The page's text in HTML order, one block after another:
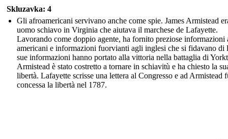
Skluzavka: 4
Gli afroamericani servivano anche come spie. James Armistead
uomo schiavo in Virginia che aiutava il marchese de Lafayette.
Lavorando come doppio agente, ha fornito preziose informazioni
americani e informazioni fuorvianti agli inglesi che si fidavano di
sue informazioni hanno portato alla vittoria nella battaglia di
Armistead è stato costretto a tornare in schiavitù e ha chiesto la
libertà. Lafayette scrisse una lettera al Congresso e ad Armistead
concessa la libertà nel 1787.